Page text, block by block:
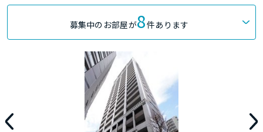
募集中のお部屋が8件あります